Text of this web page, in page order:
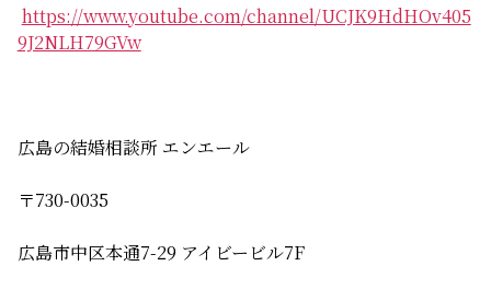
https://www.youtube.com/channel/UCJK9HdHOv405
9J2NLH79GVw
広島の結婚相談所 エンエール
〒730-0035
広島市中区本通7-29 アイビービル7F